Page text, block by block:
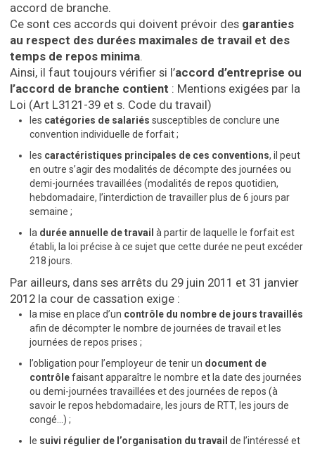
accord de branche.
Ce sont ces accords qui doivent prévoir des garanties
au respect des durées maximales de travail et des
temps de repos minima.
Ainsi, il faut toujours vérifier si l’accord d’entreprise ou
l’accord de branche contient : Mentions exigées par la
Loi (Art L3121-39 et s. Code du travail)
les catégories de salariés susceptibles de conclure une
convention individuelle de forfait ;
les caractéristiques principales de ces conventions, il peut
en outre s’agir des modalités de décompte des journées ou
demi-journées travaillées (modalités de repos quotidien,
hebdomadaire, l’interdiction de travailler plus de 6 jours par
semaine ;
la durée annuelle de travail à partir de laquelle le forfait est
établi, la loi précise à ce sujet que cette durée ne peut excéder
218 jours.
Par ailleurs, dans ses arrêts du 29 juin 2011 et 31 janvier
2012 la cour de cassation exige :
la mise en place d’un contrôle du nombre de jours travaillés
afin de décompter le nombre de journées de travail et les
journées de repos prises ;
l’obligation pour l’employeur de tenir un document de
contrôlefaisant apparaître le nombre et la date des journées
ou demi-journées travaillées et des journées de repos (à
savoir le repos hebdomadaire, les jours de RTT, les jours de
congé…) ;
le suivi régulier de l’organisation du travail de l’intéressé et